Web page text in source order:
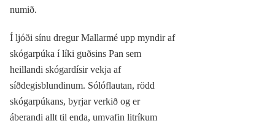
numið.
Í ljóði sínu dregur Mallarmé upp myndir af
skógarpúka í líki guðsins Pan sem
heillandi skógardísir vekja af
síðdegisblundinum. Sólóflautan, rödd
skógarpúkans, byrjar verkið og er
áberandi allt til enda, umvafin litríkum